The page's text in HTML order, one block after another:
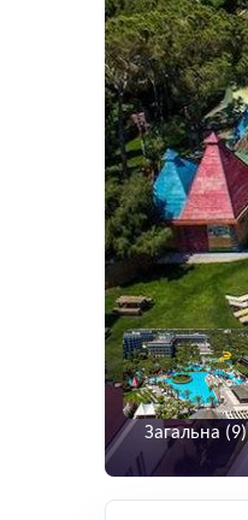
Загальна (9)